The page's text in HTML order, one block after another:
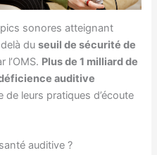
sonores atteignant
duseuil de sécurité de
l’OMS. Plus de 1 milliard de
auditive
de leurs pratiques d’écoute
auditive ?